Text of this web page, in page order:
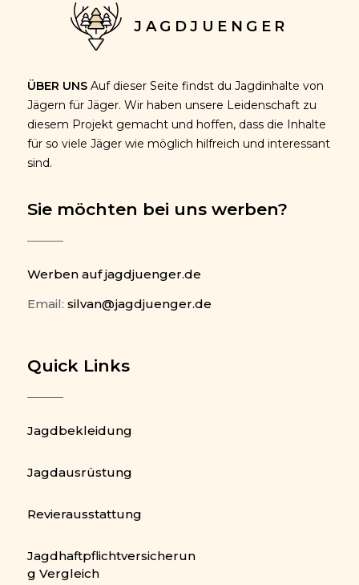
JAGDJUENGER
ÜBER UNS Auf dieser Seite findst du Jagdinhalte von
Jägern für Jäger. Wir haben unsere Leidenschaft zu
diesem Projekt gemacht und hoffen, dass die Inhalte
für so viele Jäger wie möglich hilfreich und interessant
sind.
Sie möchten bei uns werben?
Werben auf jagdjuenger.de
Email: silvan@jagdjuenger.de
Quick Links
Jagdbekleidung
Jagdausrüstung
Revierausstattung
Jagdhaftpflichtversicherun
g Vergleich